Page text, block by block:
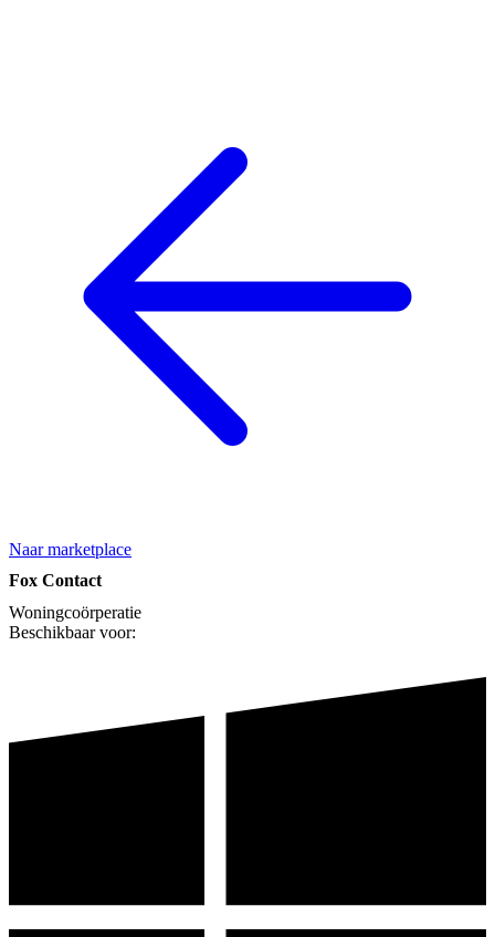
Naar marketplace
Fox Contact
Woningcoörperatie
Beschikbaar voor: